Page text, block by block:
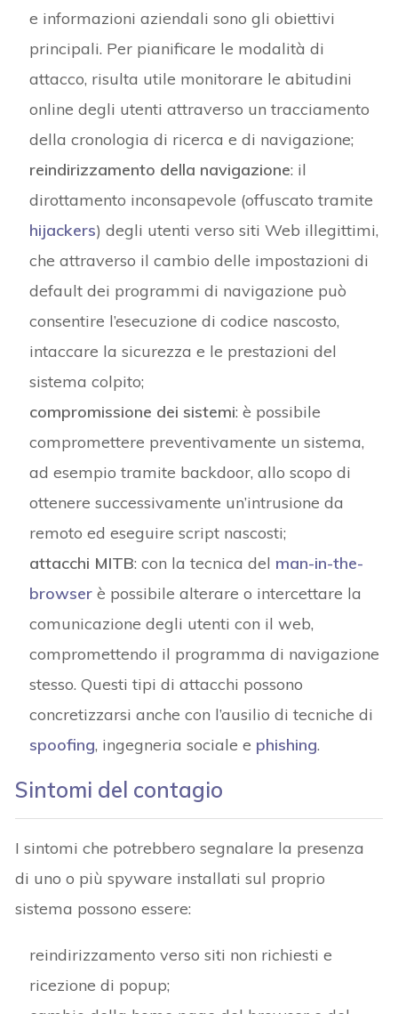
e informazioni aziendali sono gli obiettivi
principali. Per pianificare le modalità di
attacco, risulta utile monitorare le abitudini
online degli utenti attraverso un tracciamento
della cronologia di ricerca e di navigazione;
reindirizzamento della navigazione: il
dirottamento inconsapevole (offuscato tramite
hijackers) degli utenti verso siti Web illegittimi,
che attraverso il cambio delle impostazioni di
default dei programmi di navigazione può
consentire l’esecuzione di codice nascosto,
intaccare la sicurezza e le prestazioni del
sistema colpito;
compromissione dei sistemi: è possibile
compromettere preventivamente un sistema,
ad esempio tramite backdoor, allo scopo di
ottenere successivamente un’intrusione da
remoto ed eseguire script nascosti;
attacchi MITB: con la tecnica del man-in-the-
browser è possibile alterare o intercettare la
comunicazione degli utenti con il web,
compromettendo il programma di navigazione
stesso. Questi tipi di attacchi possono
concretizzarsi anche con l’ausilio di tecniche di
spoofing, ingegneria sociale e phishing.
Sintomi del contagio
I sintomi che potrebbero segnalare la presenza
di uno o più spyware installati sul proprio
sistema possono essere:
reindirizzamento verso siti non richiesti e
ricezione di popup;